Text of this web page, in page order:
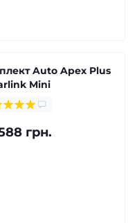
Auto Apex Plus
Mini
грн.